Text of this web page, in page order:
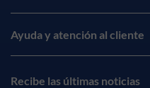
Ayuda y atención al cliente
Recibe las últimas noticias